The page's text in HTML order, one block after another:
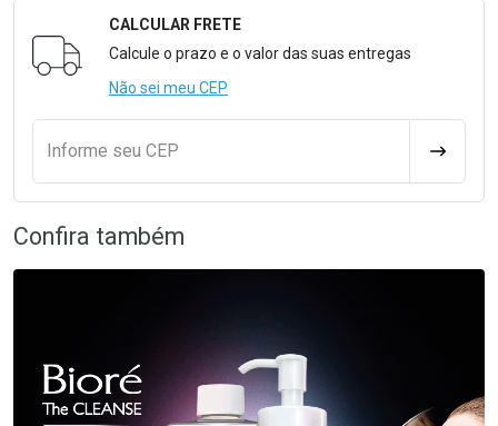
Formulário para Calcular o Frete
CALCULAR FRETE
Calcule o prazo e o valor das suas entregas
Não sei meu CEP
Informe seu CEP
Confira também